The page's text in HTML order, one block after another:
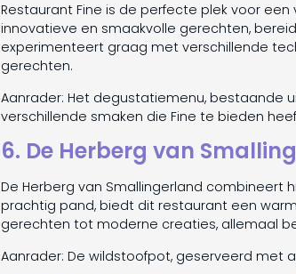
Restaurant Fine is de perfecte plek voor
innovatieve en smaakvolle gerechten,
experimenteert graag met verschillende
gerechten.
Aanrader: Het degustatiemenu, bestaande
verschillende smaken die Fine te bieden
6. De Herberg van
De Herberg van Smallingerland
prachtig pand, biedt dit restaurant een
gerechten tot moderne creaties, allemaal
Aanrader: De wildstoofpot, geserveerd met